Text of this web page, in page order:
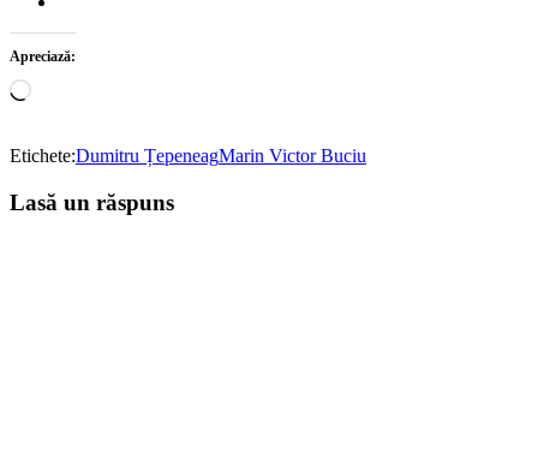
Apreciază:
Încarc...
Etichete:Dumitru ȚepeneagMarin Victor Buciu
Lasă un răspuns